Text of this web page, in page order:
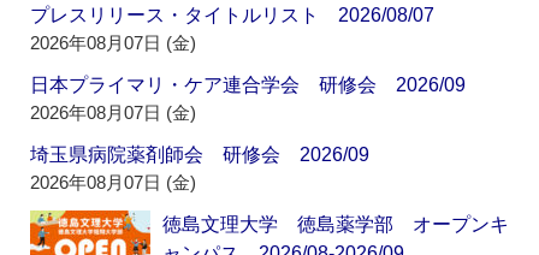
プレスリリース・タイトルリスト 2026/08/07
2026年08月07日 (金)
日本プライマリ・ケア連合学会 研修会 2026/09
2026年08月07日 (金)
埼玉県病院薬剤師会 研修会 2026/09
2026年08月07日 (金)
徳島文理大学 徳島薬学部 オープンキ